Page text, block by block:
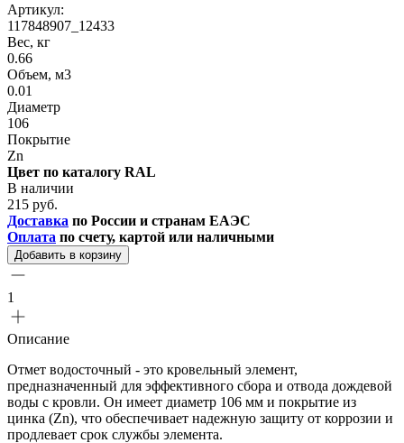
Артикул:
117848907_12433
Вес, кг
0.66
Объем, м3
0.01
Диаметр
106
Покрытие
Zn
Цвет по каталогу RAL
В наличии
215 руб.
Доставка по России и странам ЕАЭС
Оплата по счету, картой или наличными
Добавить в корзину
1
Описание
Отмет водосточный - это кровельный элемент,
предназначенный для эффективного сбора и отвода дождевой
воды с кровли. Он имеет диаметр 106 мм и покрытие из
цинка (Zn), что обеспечивает надежную защиту от коррозии и
продлевает срок службы элемента.